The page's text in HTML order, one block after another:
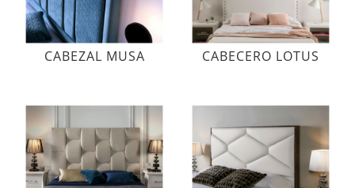
CABEZAL MUSA CABECERO LOTUS